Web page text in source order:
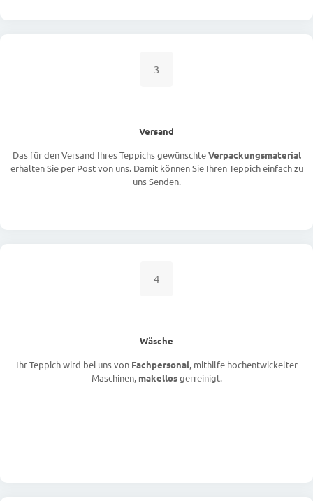
3
Versand
Das für den Versand Ihres Teppichs gewünschteVerpackungsmaterial
erhalten Sie per Post von uns. Damit können Sie Ihren Teppich einfach zu
uns Senden.
4
Wäsche
Ihr Teppich wird bei uns von Fachpersonal, mithilfe hochentwickelter
Maschinen, makellosgerreinigt.